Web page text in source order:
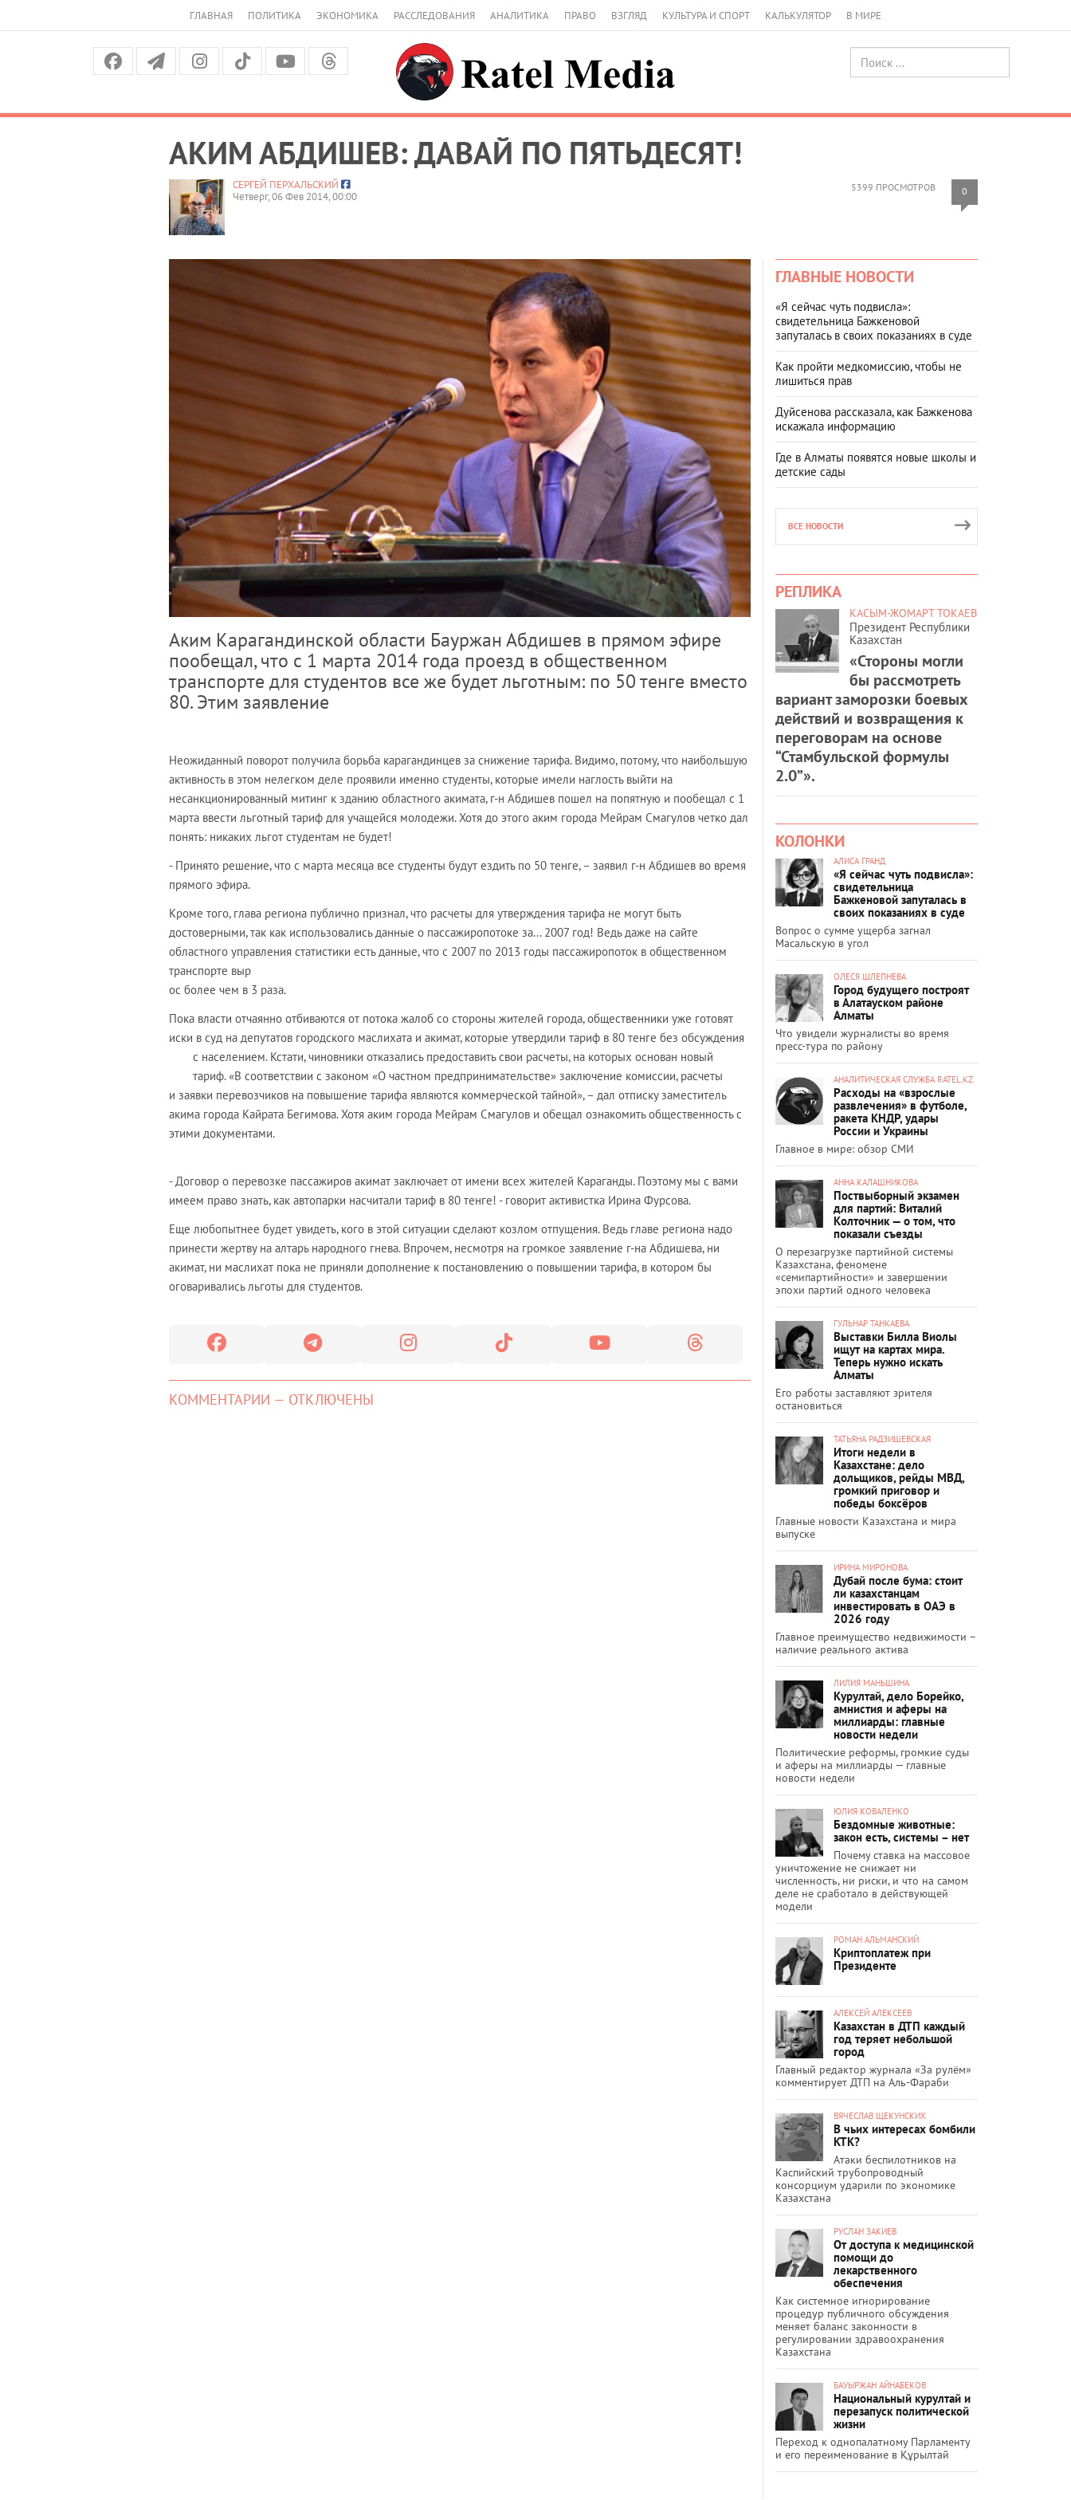
ГЛАВНАЯ ПОЛИТИКА ЭКОНОМИКА РАССЛЕДОВАНИЯ АНАЛИТИКА ПРАВО ВЗГЛЯД КУЛЬТУРА И СПОРТ КАЛЬКУЛЯТОР В МИРЕ
АКИМ АБДИШЕВ: ДАВАЙ ПО ПЯТЬДЕСЯТ!
5399 ПРОСМОТРОВ 0
СЕРГЕЙ ПЕРХАЛЬСКИЙ
Четверг, 06 Фев 2014, 00:00
Аким Карагандинской области Бауржан Абдишев в прямом эфире
пообещал, что с 1 марта 2014 года проезд в общественном
транспорте для студентов все же будет льготным: по 50 тенге вместо
80. Этим заявление
Неожиданный поворот получила борьба карагандинцев за снижение тарифа. Видимо, потому, что наибольшую
активность в этом нелегком деле проявили именно студенты, которые имели наглость выйти на
несанкционированный митинг к зданию областного акимата, г-н Абдишев пошел на попятную и пообещал с 1
марта ввести льготный тариф для учащейся молодежи. Хотя до этого аким города Мейрам Смагулов четко дал
понять: никаких льгот студентам не будет!
- Принято решение, что с марта месяца все студенты будут ездить по 50 тенге, – заявил г-н Абдишев во время
прямого эфира.
Кроме того, глава региона публично признал, что расчеты для утверждения тарифа не могут быть
достоверными, так как использовались данные о пассажиропотоке за... 2007 год! Ведь даже на сайте
областного управления статистики есть данные, что с 2007 по 2013 годы пассажиропоток в общественном
транспорте выр
ос более чем в 3 раза.
Пока власти отчаянно отбиваются от потока жалоб со стороны жителей города, общественники уже готовят
иски в суд на депутатов городского маслихата и акимат, которые утвердили тариф в 80 тенге без обсуждения
с населением. Кстати, чиновники отказались предоставить свои расчеты, на которых основан новый
тариф. «В соответствии с законом «О частном предпринимательстве» заключение комиссии, расчеты
и заявки перевозчиков на повышение тарифа являются коммерческой тайной», – дал отписку заместитель
акима города Кайрата Бегимова. Хотя аким города Мейрам Смагулов и обещал ознакомить общественность с
этими документами.
- Договор о перевозке пассажиров акимат заключает от имени всех жителей Караганды. Поэтому мы с вами
имеем право знать, как автопарки насчитали тариф в 80 тенге! - говорит активистка Ирина Фурсова.
Еще любопытнее будет увидеть, кого в этой ситуации сделают козлом отпущения. Ведь главе региона надо
принести жертву на алтарь народного гнева. Впрочем, несмотря на громкое заявление г-на Абдишева, ни
акимат, ни маслихат пока не приняли дополнение к постановлению о повышении тарифа, в котором бы
оговаривались льготы для студентов.
КОММЕНТАРИИ — ОТКЛЮЧЕНЫ
ГЛАВНЫЕ НОВОСТИ
«Я сейчас чуть подвисла»:
свидетельница Бажкеновой
запуталась в своих показаниях в суде
Как пройти медкомиссию, чтобы не
лишиться прав
Дуйсенова рассказала, как Бажкенова
искажала информацию
Где в Алматы появятся новые школы и
детские сады
ВСЕ НОВОСТИ
РЕПЛИКА
КАСЫМ-ЖОМАРТ ТОКАЕВ
Президент Республики
Казахстан
«Стороны могли
бы рассмотреть
вариант заморозки боевых
действий и возвращения к
переговорам на основе
“Стамбульской формулы
2.0”».
КОЛОНКИ
АЛИСА ГРАНД
«Я сейчас чуть подвисла»:
свидетельница
Бажкеновой запуталась в
своих показаниях в суде
Вопрос о сумме ущерба загнал
Масальскую в угол
ОЛЕСЯ ШЛЕПНЕВА
Город будущего построят
в Алатауском районе
Алматы
Что увидели журналисты во время
пресс-тура по району
АНАЛИТИЧЕСКАЯ СЛУЖБА RATEL.KZ
Расходы на «взрослые
развлечения» в футболе,
ракета КНДР, удары
России и Украины
Главное в мире: обзор СМИ
АННА КАЛАШНИКОВА
Поствыборный экзамен
для партий: Виталий
Колточник — о том, что
показали съезды
О перезагрузке партийной системы
Казахстана, феномене
«семипартийности» и завершении
эпохи партий одного человека
ГУЛЬНАР ТАНКАЕВА
Выставки Билла Виолы
ищут на картах мира.
Теперь нужно искать
Алматы
Его работы заставляют зрителя
остановиться
ТАТЬЯНА РАДЗИШЕВСКАЯ
Итоги недели в
Казахстане: дело
дольщиков, рейды МВД,
громкий приговор и
победы боксёров
Главные новости Казахстана и мира
выпуске
ИРИНА МИРОНОВА
Дубай после бума: стоит
ли казахстанцам
инвестировать в ОАЭ в
2026 году
Главное преимущество недвижимости –
наличие реального актива
ЛИЛИЯ МАНЬШИНА
Курултай, дело Борейко,
амнистия и аферы на
миллиарды: главные
новости недели
Политические реформы, громкие суды
и аферы на миллиарды — главные
новости недели
ЮЛИЯ КОВАЛЕНКО
Бездомные животные:
закон есть, системы – нет
Почему ставка на массовое
уничтожение не снижает ни
численность, ни риски, и что на самом
деле не сработало в действующей
модели
РОМАН АЛЬМАНСКИЙ
Криптоплатеж при
Президенте
АЛЕКСЕЙ АЛЕКСЕЕВ
Казахстан в ДТП каждый
год теряет небольшой
город
Главный редактор журнала «За рулём»
комментирует ДТП на Аль-Фараби
ВЯЧЕСЛАВ ЩЕКУНСКИХ
В чьих интересах бомбили
КТК?
Атаки беспилотников на
Каспийский трубопроводный
консорциум ударили по экономике
Казахстана
РУСЛАН ЗАКИЕВ
От доступа к медицинской
помощи до
лекарственного
обеспечения
Как системное игнорирование
процедур публичного обсуждения
меняет баланс законности в
регулировании здравоохранения
Казахстана
БАУЫРЖАН АЙНАБЕКОВ
Национальный курултай и
перезапуск политической
жизни
Переход к однопалатному Парламенту
и его переименование в Құрылтай